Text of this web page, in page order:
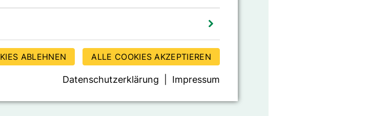
isst, hat ein
ABLEHNEN ALLE COOKIES AKZEPTIEREN
Datenschutzerklärung Impressum